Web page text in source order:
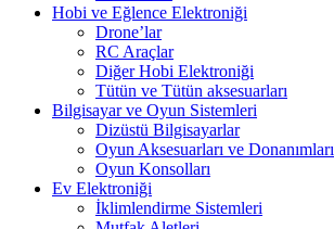
Hobi ve Eğlence Elektroniği
Drone’lar
RC Araçlar
Diğer Hobi Elektroniği
Tütün ve Tütün aksesuarları
Bilgisayar ve Oyun Sistemleri
Dizüstü Bilgisayarlar
Oyun Aksesuarları ve Donanımları
Oyun Konsolları
Ev Elektroniği
İklimlendirme Sistemleri